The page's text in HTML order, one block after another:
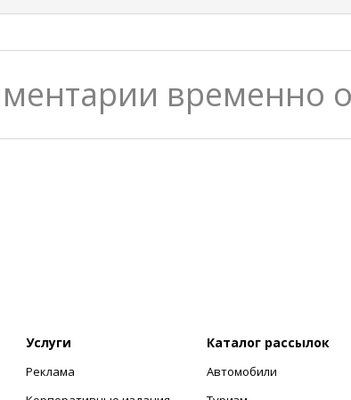
временно
Услуги
Реклама
Каталог рассылок
Автомобили